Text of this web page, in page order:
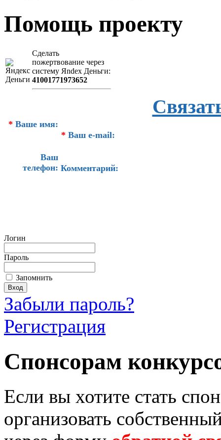
Помощь проекту
Сделать
пожертвование через
систeму Яndex Деньги:
41001771973652
* Ваше имя:
* Ваш e-mail:
Ваш
телефон: Комментарий:
Логин
Пароль
Запомнить
Забыли пароль?
Регистрация
Спонсорам
Если вы хотите стать
организовать